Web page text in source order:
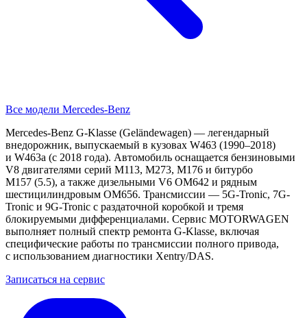
Все модели Mercedes-Benz
Mercedes-Benz G-Klasse (Geländewagen) — легендарный
внедорожник, выпускаемый в кузовах W463 (1990–2018)
и W463a (с 2018 года). Автомобиль оснащается бензиновыми
V8 двигателями серий M113, M273, M176 и битурбо
M157 (5.5), а также дизельными V6 OM642 и рядным
шестицилиндровым OM656. Трансмиссии — 5G-Tronic, 7G-
Tronic и 9G-Tronic с раздаточной коробкой и тремя
блокируемыми дифференциалами. Сервис MOTORWAGEN
выполняет полный спектр ремонта G-Klasse, включая
специфические работы по трансмиссии полного привода,
с использованием диагностики Xentry/DAS.
Записаться на сервис